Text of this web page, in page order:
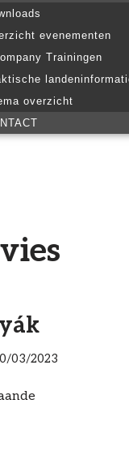
evenementen
Trainingen
overzicht
03/2023